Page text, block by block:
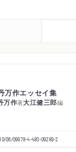
万作エッセイ集
万作著大江健三郎編
06/09978-4-480-09289-2